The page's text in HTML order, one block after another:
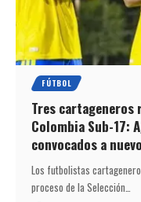
FÚTBOL
Tres cartageneros
Colombia Sub-17:
convocados a
Los futbolistas
proceso de la Selección…